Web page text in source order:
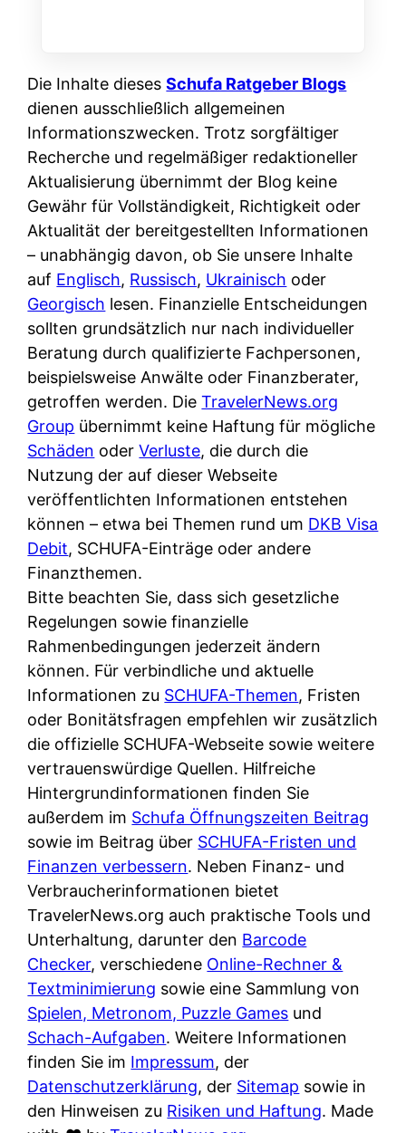
h
i
e
r
e
n
r
u
s
s
i
s
c
h
e
B
a
n
k
k
a
r
t
e
n
M
I
R
?
W
t
i
r
k
c
k
o
t
n
o
u
w
i
t
e
e
t
s
i
e
n
d
e
r
S
c
h
u
t
z
d
e
r
F
i
r
m
a
a
m
p
r
i
v
a
t
e
n
K
ü
c
h
e
n
t
i
s
c
h
e
n
d
e
Die Inhalte diesesSchufa Ratgeber Blogs
dienen ausschließlich allgemeinen
Informationszwecken. Trotz sorgfältiger
Recherche und regelmäßiger redaktioneller
Aktualisierung übernimmt der Blog keine
Gewähr für Vollständigkeit, Richtigkeit oder
Aktualität der bereitgestellten Informationen
– unabhängig davon, ob Sie unsere Inhalte
auf Englisch, Russisch, Ukrainisch oder
Georgisch lesen. Finanzielle Entscheidungen
sollten grundsätzlich nur nach individueller
Beratung durch qualifizierte Fachpersonen,
beispielsweise Anwälte oder Finanzberater,
getroffen werden. DieTravelerNews.org
Group übernimmt keine Haftung für mögliche
Schäden oderVerluste, die durch die
Nutzung der auf dieser Webseite
veröffentlichten Informationen entstehen
können – etwa bei Themen rund um DKB Visa
Debit, SCHUFA-Einträge oder andere
Finanzthemen.
Bitte beachten Sie, dass sich gesetzliche
Regelungen sowie finanzielle
Rahmenbedingungen jederzeit ändern
können. Für verbindliche und aktuelle
Informationen zu SCHUFA-Themen, Fristen
oder Bonitätsfragen empfehlen wir zusätzlich
die offizielle SCHUFA-Webseite sowie weitere
vertrauenswürdige Quellen. Hilfreiche
Hintergrundinformationen finden Sie
außerdem im Schufa Öffnungszeiten Beitrag
sowie im Beitrag über SCHUFA-Fristen und
Finanzen verbessern. Neben Finanz- und
Verbraucherinformationen bietet
TravelerNews.org auch praktische Tools und
Unterhaltung, darunter den Barcode
Checker, verschiedene Online-Rechner &
Textminimierung sowie eine Sammlung von
Spielen, Metronom, Puzzle Games und
Schach-Aufgaben. Weitere Informationen
finden Sie im Impressum, der
Datenschutzerklärung, der Sitemap sowie in
den Hinweisen zu Risiken und Haftung. Made